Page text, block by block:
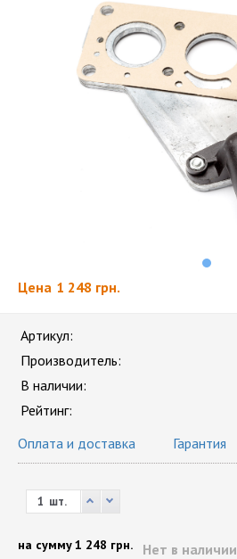
Цена 1 248 грн.
Артикул:
Производитель:
В наличии:
Рейтинг:
Оплата и доставка
Гарантия
шт.
Нет в наличии
на сумму1 248 грн.